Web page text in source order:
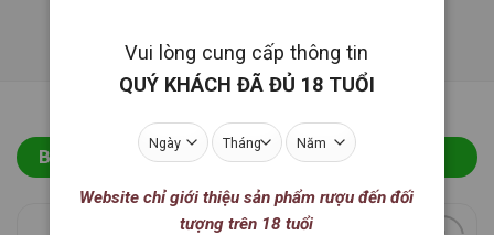
BÁN CHẠY NHẤT
Vui lòng cung cấp thông tin
QUÝ KHÁCH ĐÃ ĐỦ 18 TUỔI
Website chỉ giới thiệu sản phẩm rượu đến đối
tượng trên 18 tuổi